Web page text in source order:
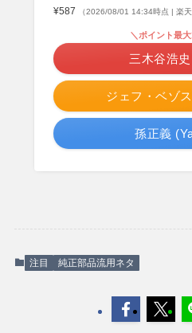
¥587
（2026/08/01 14:34時点 | 楽天
ジェフ・ベゾ
＼ポイント最
三木谷浩
孫正義
注目 純正部品流用ネタ